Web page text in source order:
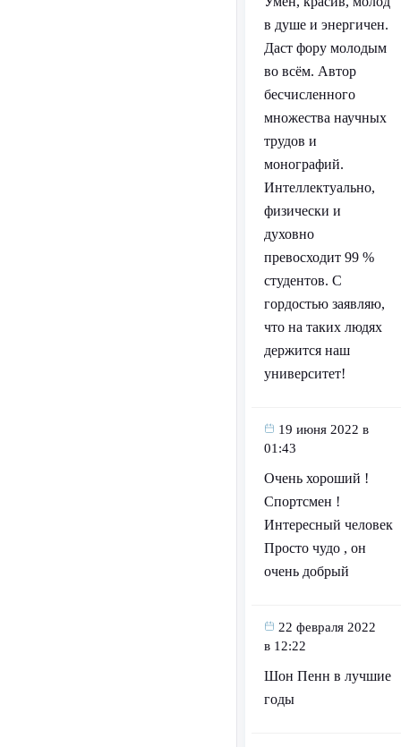
в душе и энергичен.
Даст фору молодым
во всём. Автор
бесчисленного
множества научных
трудов и
монографий.
Интеллектуально,
физически и
духовно
превосходит 99 %
студентов. С
гордостью заявляю,
что на таких людях
держится наш
университет!
19 июня 2022 в
01:43
Очень хороший !
Спортсмен !
Интересный человек
Просто чудо , он
очень добрый
22 февраля 2022
в 12:22
Шон Пенн в лучшие
годы